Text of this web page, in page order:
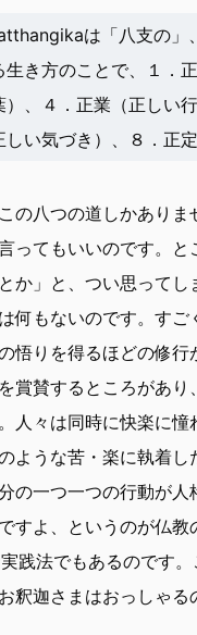
は「八支の」
き方のことで、１．
）、４．正業（正しい
の八つの道しかあり
ってもいいのです。
か」と、つい思って
何もないのです。す
悟りを得るほどの修
賞賛するところがあ
人々は同時に快楽に
ような苦・楽に執着し
の一つ一つの行動が
すよ、というのが仏
践法でもあるのです
釈迦さまはおっしゃる